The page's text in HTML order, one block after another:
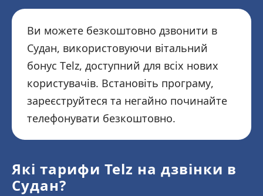
Ви можете безкоштовно дзвонити в
Судан, використовуючи вітальний
бонус Telz, доступний для всіх нових
користувачів. Встановіть програму,
зареєструйтеся та негайно починайте
телефонувати безкоштовно.
Які тарифи Telz на дзвінки в
Судан?